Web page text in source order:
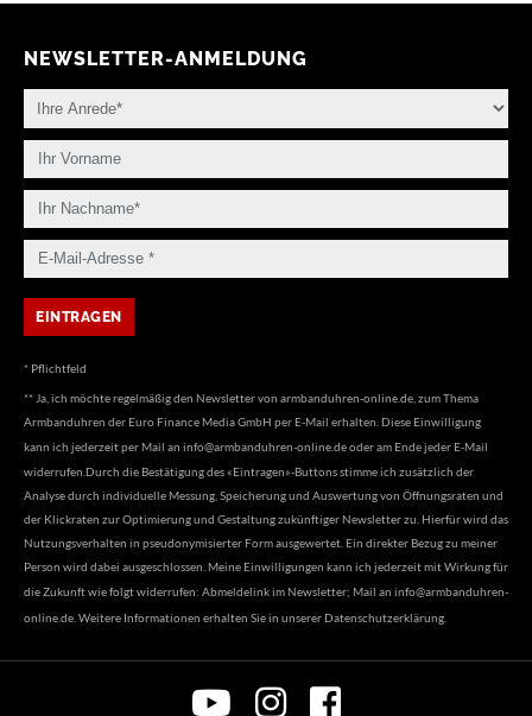
NEWSLETTER-ANMELDUNG
* Pflichtfeld
** Ja, ich möchte regelmäßig den Newsletter von armbanduhren-online.de, zum Thema
Armbanduhren der Euro Finance Media GmbH per E-Mail erhalten. Diese Einwilligung
kann ich jederzeit per Mail an info@armbanduhren-online.deoder am Ende jeder E-Mail
widerrufen.Durch die Bestätigung des «Eintragen»-Buttons stimme ich zusätzlich der
Analyse durch individuelle Messung, Speicherung und Auswertung von Öffnungsraten und
der Klickraten zur Optimierung und Gestaltung zukünftiger Newsletter zu. Hierfür wird das
Nutzungsverhalten in pseudonymisierter Form ausgewertet. Ein direkter Bezug zu meiner
Person wird dabei ausgeschlossen. Meine Einwilligungen kann ich jederzeit mit Wirkung für
die Zukunft wie folgt widerrufen: Abmeldelink im Newsletter; Mail an info@armbanduhren-
online.de . Weitere Informationen erhalten Sie in unserer Datenschutzerklärung